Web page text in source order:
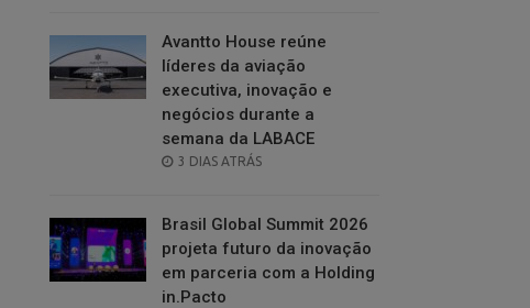
Avantto House reúne
líderes da aviação
executiva, inovação e
negócios durante a
semana da LABACE
POSTED
3 DIAS ATRÁS
Brasil Global Summit 2026
projeta futuro da inovação
em parceria com a Holding
in.Pacto